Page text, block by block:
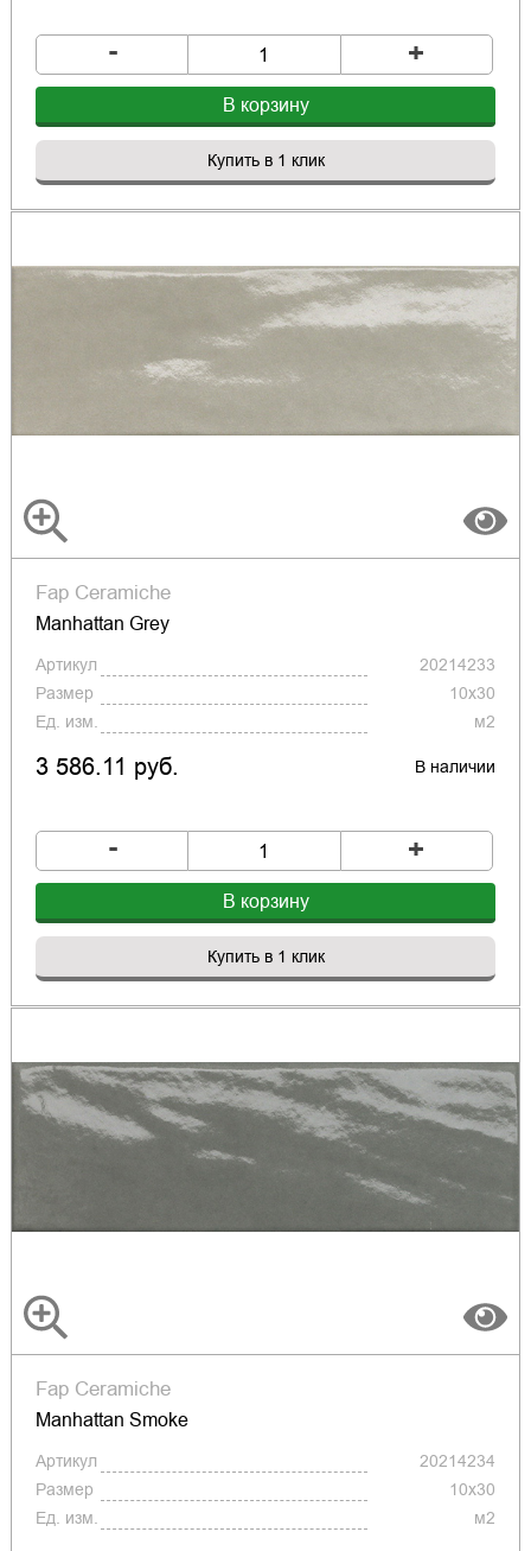
- +
В корзину
Купить в 1 клик
Fap Ceramiche
Manhattan Grey
Артикул
20214233
Размер
10x30
Ед. изм.
м2
3 586.11 руб. В наличии
- +
В корзину
Купить в 1 клик
Fap Ceramiche
Manhattan Smoke
Артикул
20214234
Размер
10x30
Ед. изм.
м2